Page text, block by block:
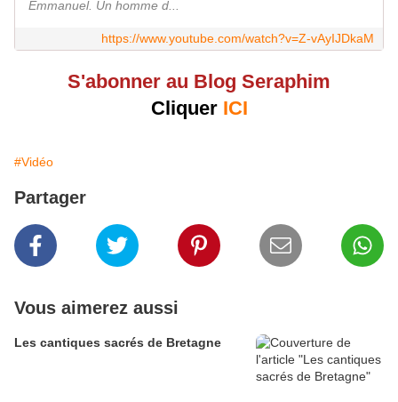
Emmanuel. Un homme d...
https://www.youtube.com/watch?v=Z-vAyIJDkaM
S'abonner au Blog Seraphim
Cliquer ICI
#Vidéo
Partager
Vous aimerez aussi
Les cantiques sacrés de Bretagne